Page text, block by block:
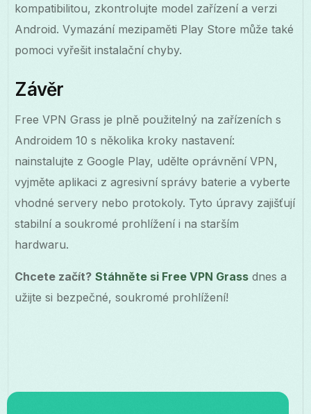
kompatibilitou, zkontrolujte model zařízení a verzi
Android. Vymazání mezipaměti Play Store může také
pomoci vyřešit instalační chyby.
Závěr
Free VPN Grass je plně použitelný na zařízeních s
Androidem 10 s několika kroky nastavení:
nainstalujte z Google Play, udělte oprávnění VPN,
vyjměte aplikaci z agresivní správy baterie a vyberte
vhodné servery nebo protokoly. Tyto úpravy zajišťují
stabilní a soukromé prohlížení i na starším
hardwaru.
Chcete začít? Stáhněte si Free VPN Grass dnes a
užijte si bezpečné, soukromé prohlížení!